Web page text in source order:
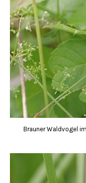
Brauner Waldvogel